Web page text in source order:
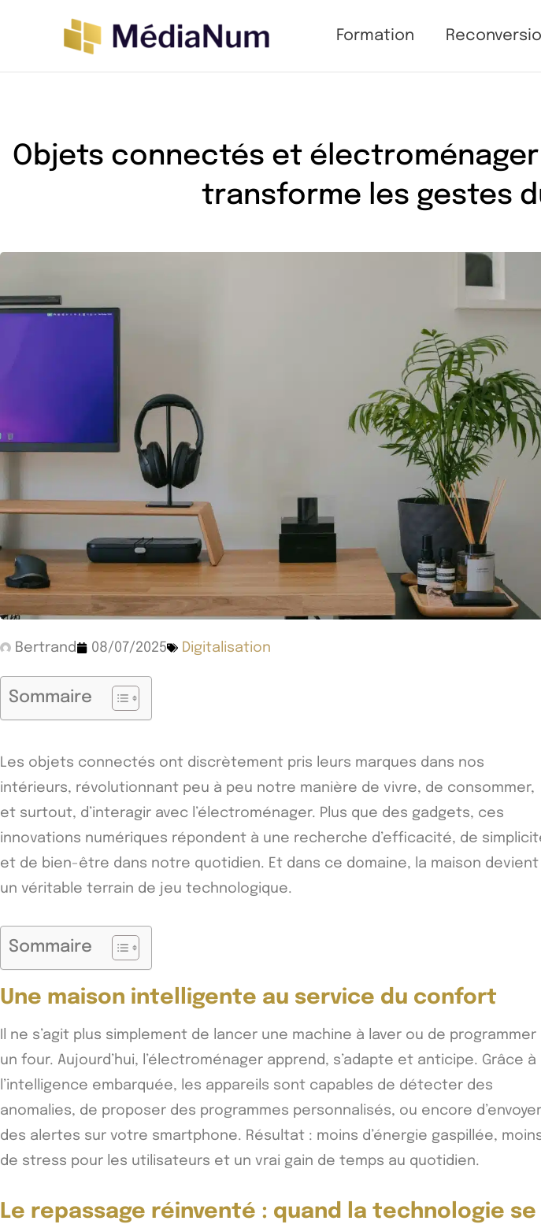
Formation
Objets connectés et
transforme les gestes
Bertrand 08/07/2025 Digitalisation
Sommaire
Les objets connectés ont discrètement pris leurs marques dans nos
intérieurs, révolutionnant peu à peu notre manière de vivre, de consommer,
et surtout, d’interagir avec l’électroménager. Plus que des gadgets, ces
innovations numériques répondent à une recherche d’efficacité, de
et de bien-être dans notre quotidien. Et dans ce domaine, la maison devient
un véritable terrain de jeu technologique.
Sommaire
Une maison intelligente au service du confort
Il ne s’agit plus simplement de lancer une machine à laver ou de programmer
un four. Aujourd’hui, l’électroménager apprend, s’adapte et anticipe. Grâce à
l’intelligence embarquée, les appareils sont capables de détecter des
anomalies, de proposer des programmes personnalisés, ou encore d’envoyer
des alertes sur votre smartphone. Résultat : moins d’énergie gaspillée,
de stress pour les utilisateurs et un vrai gain de temps au quotidien.
Le repassage réinventé : quand la technologie se